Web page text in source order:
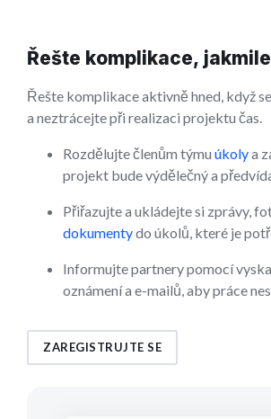
Řešte komplikace,
Řešte komplikace aktivně hned, když
a neztrácejte při realizaci projektu čas.
Rozdělujte členům týmu úkolya
projekt bude výdělečný a
Přiřazujte a ukládejte si zprávy,
dokumentydo úkolů, které je
Informujte partnery pomocí
oznámení a e-mailů, aby práce
ZAREGISTRUJTE SE